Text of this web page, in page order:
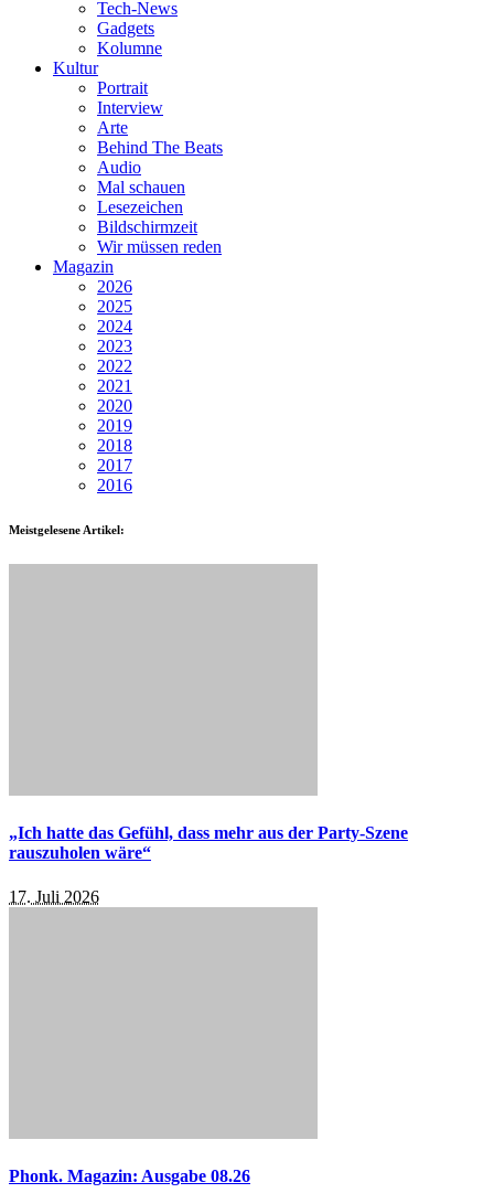
Tech-News
Gadgets
Kolumne
Kultur
Portrait
Interview
Arte
Behind The Beats
Audio
Mal schauen
Lesezeichen
Bildschirmzeit
Wir müssen reden
Magazin
2026
2025
2024
2023
2022
2021
2020
2019
2018
2017
2016
Meistgelesene Artikel:
„Ich hatte das Gefühl, dass mehr aus der Party-Szene
rauszuholen wäre“
17. Juli 2026
Phonk. Magazin: Ausgabe 08.26